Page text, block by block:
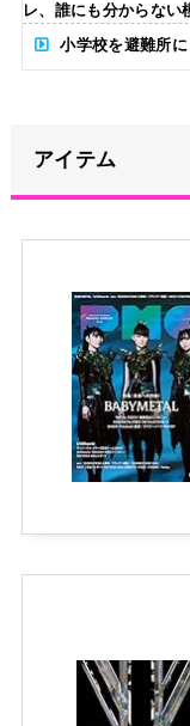
レ、誰にも分からな
小学校を避難所
NEW!
カープ秋山、2度
ってこられた｣ NEW!
メタルバンドが
日本独自企画・
JAPAN EDITION)」着
【BABYMETAL
開封レビュー!
アイテム